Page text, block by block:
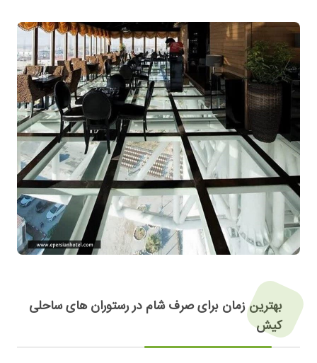
بهترین زمان برای صرف شام در رستوران های ساحلی
کیش